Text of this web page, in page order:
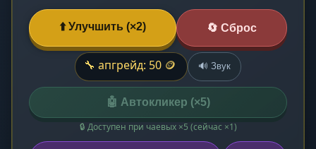
⬆️ Улучшить (×2) 🔄 Сброс
🔧 апгрейд: 50 🪙 🔊 Звук
🤖 Автокликер (×5)
🔒 Доступен при чаевых ×5 (сейчас ×1)